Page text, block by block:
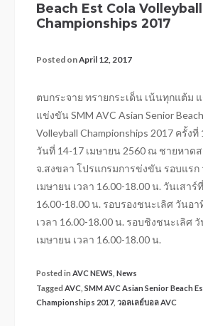
Beach Est Cola Volleyball
Championships 2017
Posted onApril 12, 2017
ตบกระจาย ทรายกระเด็น เน้นทุกแต้ม
แข่งขัน SMM AVC Asian Senior
Volleyball Championships 2017 ครั้ง
วันที่ 14-17 เมษายน 2560 ณ ชายหาดส
จ.สงขลา โปรแกรมการข่งขัน รอบแรก
เมษายน เวลา 16.00-18.00 น. วันเสาร์
16.00-18.00 น. รอบรองชนะเลิศ วันอ
เวลา 16.00-18.00 น. รอบชิงชนะเลิศ
เมษายน เวลา 16.00-18.00 น.
Posted in AVC NEWS News
Tagged AVC SMM AVC Asian Senior Beach
Championships 2017, วอลเลย์บอล AVC